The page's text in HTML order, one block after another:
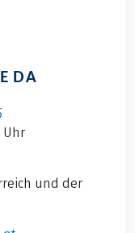
DA
Uhr
und der